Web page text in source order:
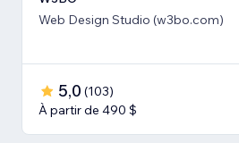
Web Design Studio (w3bo.com)
5,0 (103)
À partir de 490 $